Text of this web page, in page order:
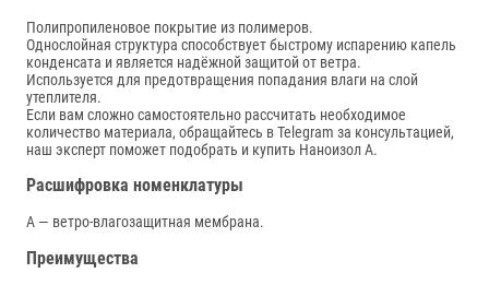
Полипропиленовое покрытие из полимеров.
Однослойная структура способствует быстрому испарению капель
конденсата и является надёжной защитой от ветра.
Используется для предотвращения попадания влаги на слой
утеплителя.
Если вам сложно самостоятельно рассчитать необходимое
количество материала, обращайтесь в Telegram за консультацией,
наш эксперт поможет подобрать и купить Наноизол А.
Расшифровка номенклатуры
A — ветро-влагозащитная мембрана.
Преимущества